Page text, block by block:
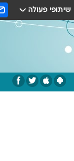
שיתופי פעולה